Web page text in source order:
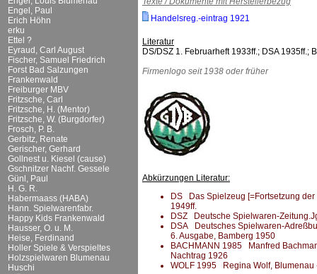
Engel, Paul
Erich Höhn
erku
Ettel ?
Eyraud, Carl August
Fischer, Samuel Friedrich
Forst Bad Salzungen
Frankenwald
Freiburger MBV
Fritzsche, Carl
Fritzsche, H. (Mentor)
Fritzsche, W. (Burgdorfer)
Frosch, P. B.
Gerbitz, Renate
Gerischer, Gerhard
Gollnest u. Kiesel (cause)
Gschnitzer Nachf. Gessele
Günl, Paul
H. G. R.
Habermaass (HABA)
Hann. Spielwarenfabr.
Happy Kids Frankenwald
Hausser, O. u. M.
Heise, Ferdinand
Holler Spiele & Verspieltes
Holzspielwaren Blumenau
Huschi
Handelsreg.-eintrag 1921
Literatur
DS/DSZ 1. Februarheft 1933ff.; DSA 1935ff.;
Firmenlogo seit 1938 oder früher
Abkürzungen Literatur:
DS Das Spielzeug [=Fortsetzung der
1949ff.
DSZ Deutsche Spielwaren-
DSA Deutsches Spielwaren-
6. Ausgabe, Bamberg 1950
BACHMANN 1985 Manfred
Nachtrag 1926
WOLF 1995 Regina Wolf, Blumenau